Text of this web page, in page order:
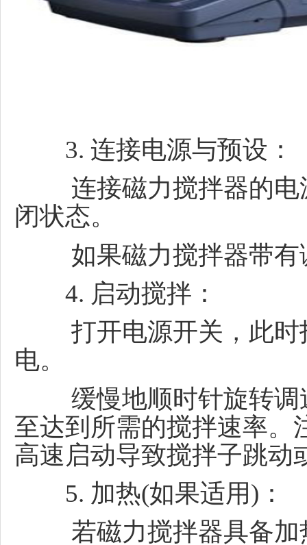
3. 连接电源与预设：
连接磁力搅拌器的
闭状态。
如果磁力搅拌器带
4. 启动搅拌：
打开电源开关，此
电。
缓慢地顺时针旋转
至达到所需的搅拌速率。
高速启动导致搅拌子跳动
5. 加热(如果适用)：
若磁力搅拌器具备